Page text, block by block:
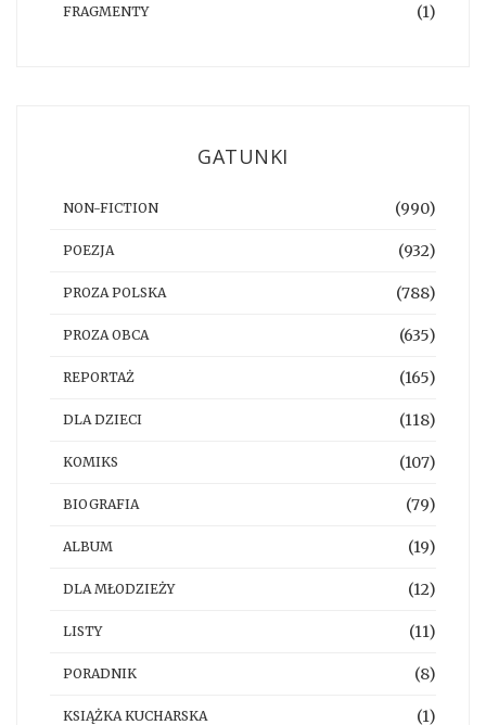
FRAGMENTY (1)
GATUNKI
NON-FICTION (990)
POEZJA (932)
PROZA POLSKA (788)
PROZA OBCA (635)
REPORTAŻ (165)
DLA DZIECI (118)
KOMIKS (107)
BIOGRAFIA (79)
ALBUM (19)
DLA MŁODZIEŻY (12)
LISTY (11)
PORADNIK (8)
KSIĄŻKA KUCHARSKA (1)